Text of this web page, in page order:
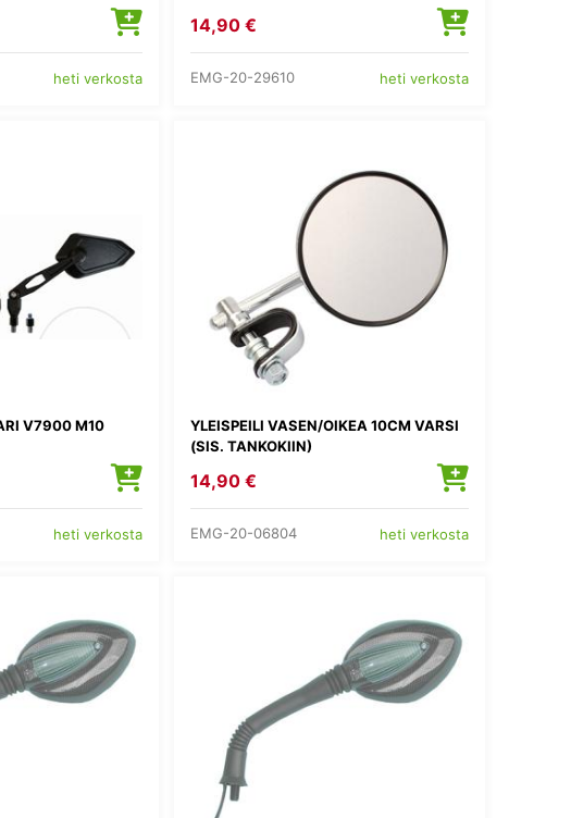
heti verkosta
14,90 €
EMG-20-29610 heti verkosta
V7900 M10
heti verkosta
YLEISPEILI VASEN/OIKEA 10CM VARSI
(SIS. TANKOKIIN)
14,90 €
EMG-20-06804 heti verkosta